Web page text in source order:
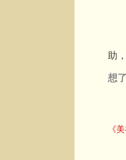
当
助
想
《